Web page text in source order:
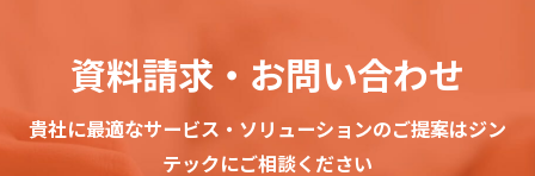
資料請求・お問い合わせ
貴社に最適なサービス・ソリューションのご提案はジン
テックにご相談ください